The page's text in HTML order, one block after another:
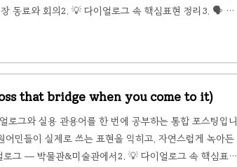
동료와 회의2. 💡 다이얼로그 속 핵심표현 정리3. 🗣️ 오
장 동료와 회의📌 상황 설명 (Situation)마케팅팀 팀장
that bridge when you come to it)
그와 실용 관용어를 한 번에 공부하는 통합 포스팅입니
민들이 실제로 쓰는 표현을 익히고, 자연스럽게 녹아든
그 — 박물관&미술관에서2. 💡 다이얼로그 속 핵심표현